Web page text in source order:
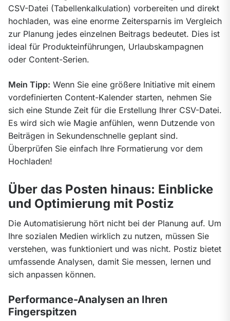
CSV-Datei (Tabellenkalkulation) vorbereiten und direkt
hochladen, was eine enorme Zeitersparnis im Vergleich
zur Planung jedes einzelnen Beitrags bedeutet. Dies ist
ideal für Produkteinführungen, Urlaubskampagnen
oder Content-Serien.
Mein Tipp: Wenn Sie eine größere Initiative mit einem
vordefinierten Content-Kalender starten, nehmen Sie
sich eine Stunde Zeit für die Erstellung Ihrer CSV-Datei.
Es wird sich wie Magie anfühlen, wenn Dutzende von
Beiträgen in Sekundenschnelle geplant sind.
Überprüfen Sie einfach Ihre Formatierung vor dem
Hochladen!
Über das Posten hinaus: Einblicke
und Optimierung mit Postiz
Die Automatisierung hört nicht bei der Planung auf. Um
Ihre sozialen Medien wirklich zu nutzen, müssen Sie
verstehen, was funktioniert und was nicht. Postiz bietet
umfassende Analysen, damit Sie messen, lernen und
sich anpassen können.
Performance-Analysen an Ihren
Fingerspitzen